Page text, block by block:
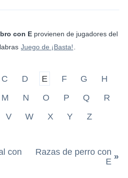
con E provienen de jugadores del
Juego de ¡Basta!
C D E F G
H
M N O P Q
R
V W X Y Z
con
Razas de perro con
E »